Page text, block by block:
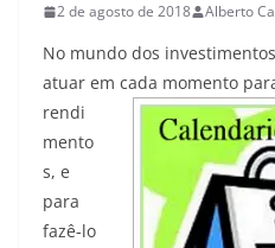
2 de agosto de 2018 Alberto
No mundo dos
atuar em cada momento
rendi
mento
s, e
para
fazê-lo